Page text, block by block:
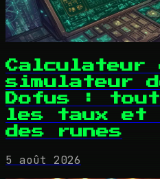
Calculateur
simulateur
Dofus :
les taux et
des runes
5 août 2026